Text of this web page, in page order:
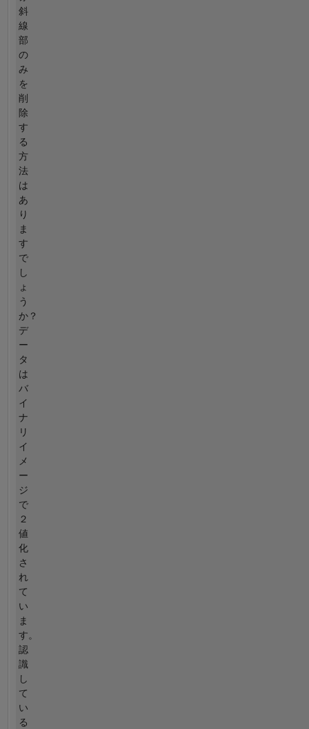
斜
線
部
の
み
を
削
除
す
る
方
法
は
あ
り
ま
す
で
し
ょ
う
か？
デ
ー
タ
は
バ
イ
ナ
リ
イ
メ
ー
ジ
で
２
値
化
さ
れ
て
い
ま
す。
認
識
し
て
い
る